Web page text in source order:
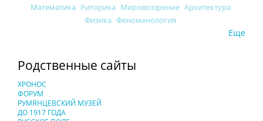
Математика Риторика Мировоззрение Архитектура
Физика Феноменология
Еще
Родственные сайты
ХРОНОС
ФОРУМ
РУМЯНЦЕВСКИЙ МУЗЕЙ
ДО 1917 ГОДА